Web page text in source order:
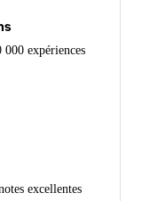
000 expériences
excellentes